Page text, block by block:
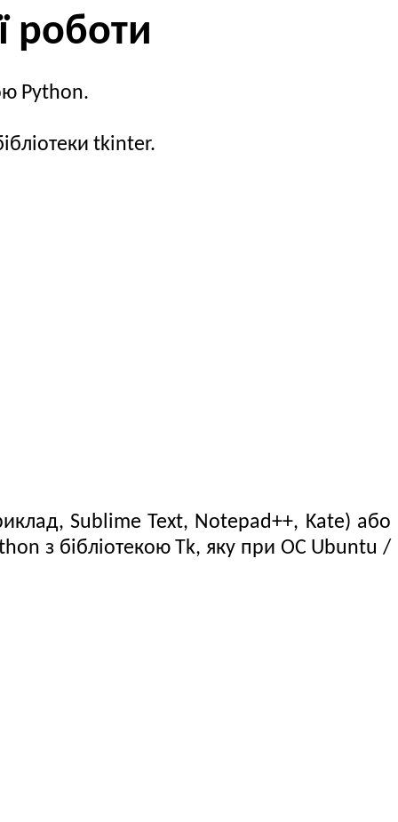
роботи
Python.
tkinter.
Sublime Text, Notepad++, Kate) або
з бібліотекою Tk, яку при ОС Ubuntu /